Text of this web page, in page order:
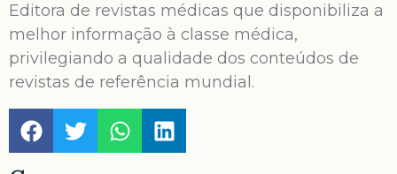
Editora de revistas médicas que disponibiliza a
melhor informação à classe médica,
privilegiando a qualidade dos conteúdos de
revistas de referência mundial.